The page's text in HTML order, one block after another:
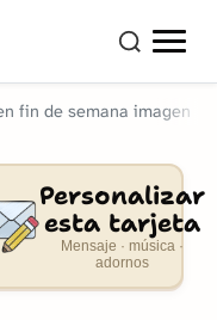
fin de semana imagen
Personalizar
esta tarjeta
Mensaje · música ·
adornos